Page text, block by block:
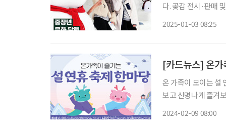
다. 곶감 전시·판매 및 공
2025-01-03 08:25
[카드뉴스] 온가
온 가족이 모이는 설
보고 신명나게 즐겨보는 것 어떨까? 2024년 제28회
2024-02-09 08:00